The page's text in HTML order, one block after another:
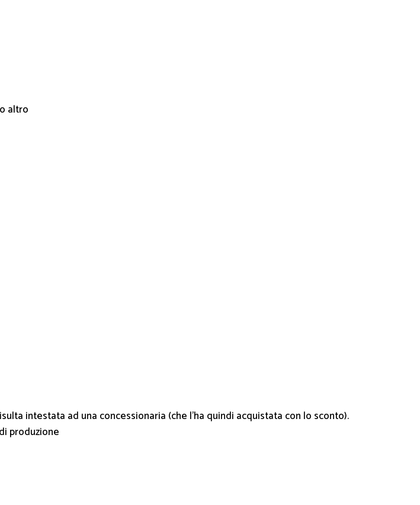
altro
intestata ad una concessionaria (che l’ha quindi acquistata con lo sconto).
produzione